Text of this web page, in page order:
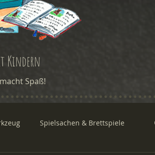
Kindern
Spaß!
Spielsachen & Brettspiele